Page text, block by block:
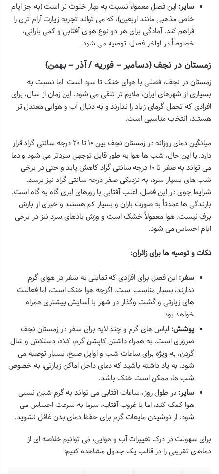
سایر: این فصل معمولاً نسبت به بهار خلوت تر است (به جز ایام
خاص مذهبی مانند اربعین)، که می تواند تجربه زیارت آرام تری را
فراهم کند. آمادگی برای هر دو نوع هوای آفتابی و کمی بارانی،
خصوصاً در اواخر فصل، توصیه می شود.
زمستان در نجف (دسامبر – فوریه / آذر – بهمن)
زمستان در نجف، فصلی با هوای خنک تا سرد است، اما نسبت به
بسیاری از شهرهای ایران، ملایم تر تلقی می شود. این زمان از سال، برای
افرادی که تحمل گرمای زیاد را ندارند و به دنبال آب و هوایی معتدل تر
هستند، انتخاب مناسبی است.
میانگین دمای روزانه در زمستان نجف بین ۱۰ تا ۲۰ درجه سانتی گراد قرار
دارد. با این حال، شب ها هوا به طور قابل توجهی سردتر می شود و دما
می تواند به صفر تا ۱۰ درجه سانتی گراد کاهش یابد و حتی در برخی
شب های بسیار سرد، به نزدیکی صفر درجه سانتی گراد نیز برسد.
شرایط جوی در این فصل، اغلب آفتابی با روزهای ابری گاه به گاه است.
بارندگی ها عمدتاً به صورت باران و بسیار کم هستند و خبری از بارش
برف نیست. هوا معمولاً خشک است و وزش بادهای سرد نیز در برخی
ایام احساس می شود.
نکات و توصیه ها برای زائران:
سفر: این فصل برای افرادی که تمایلی به سفر در هوای گرم
ندارند، بسیار مناسب است. اگرچه هوا خنک است، اما فعالیت
های زیارتی و گشت وگذار در شهر با آسایش بیشتری همراه
خواهد بود.
پوشش: لباس های گرم و چند لایه برای سفر در زمستان نجف
ضروری است. به همراه داشتن کاپشن گرم، کلاه، دستکش و شال
گردن، به ویژه برای ساعات شب و اوایل صبح، بسیار توصیه می
شود. به یاد داشته باشید که دمای داخل اماکن زیارتی، به خصوص
شب ها، ممکن است خنک باشد.
سایر: در طول روز، ساعات آفتابی می تواند به گرم شدن نسبی
هوا کمک کند، اما با غروب آفتاب، سرما به سرعت احساس می
شود. از نوشیدن مایعات گرم برای حفظ دمای بدن غافل نشوید.
برای سهولت در درک تغییرات آب و هوایی، می توانیم خلاصه ای از
دماهای تقریبی را در قالب یک جدول مشاهده کنیم: